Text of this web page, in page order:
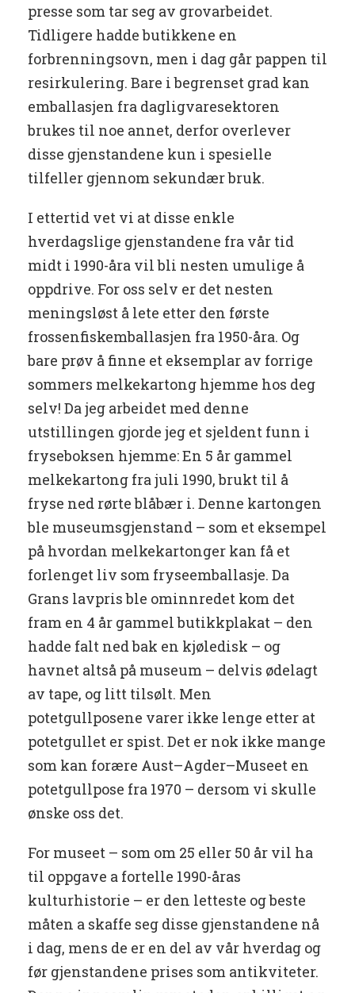
presse som tar seg av grovarbeidet.
Tidligere hadde butikkene en
forbrenningsovn, men i dag går pappen til
resirkulering. Bare i begrenset grad kan
emballasjen fra dagligvaresektoren
brukes til noe annet, derfor overlever
disse gjenstandene kun i spesielle
tilfeller gjennom sekundær bruk.
I ettertid vet vi at disse enkle
hverdagslige gjenstandene fra vår tid
midt i 1990-åra vil bli nesten umulige å
oppdrive. For oss selv er det nesten
meningsløst å lete etter den første
frossenfiskemballasjen fra 1950-åra. Og
bare prøv å finne et eksemplar av forrige
sommers melkekartong hjemme hos deg
selv! Da jeg arbeidet med denne
utstillingen gjorde jeg et sjeldent funn i
fryseboksen hjemme: En 5 år gammel
melkekartong fra juli 1990, brukt til å
fryse ned rørte blåbær i. Denne kartongen
ble museumsgjenstand – som et eksempel
på hvordan melkekartonger kan få et
forlenget liv som fryseemballasje. Da
Grans lavpris ble ominnredet kom det
fram en 4 år gammel butikkplakat – den
hadde falt ned bak en kjøledisk – og
havnet altså på museum – delvis ødelagt
av tape, og litt tilsølt. Men
potetgullposene varer ikke lenge etter at
potetgullet er spist. Det er nok ikke mange
som kan forære Aust–Agder–Museet en
potetgullpose fra 1970 – dersom vi skulle
ønske oss det.
For museet – som om 25 eller 50 år vil ha
til oppgave a fortelle 1990-åras
kulturhistorie – er den letteste og beste
måten a skaffe seg disse gjenstandene nå
i dag, mens de er en del av vår hverdag og
før gjenstandene prises som antikviteter.